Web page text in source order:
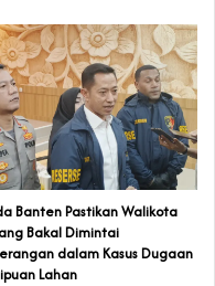
Banten Pastikan Walikota
Bakal Dimintai
dalam Kasus Dugaan
Lahan